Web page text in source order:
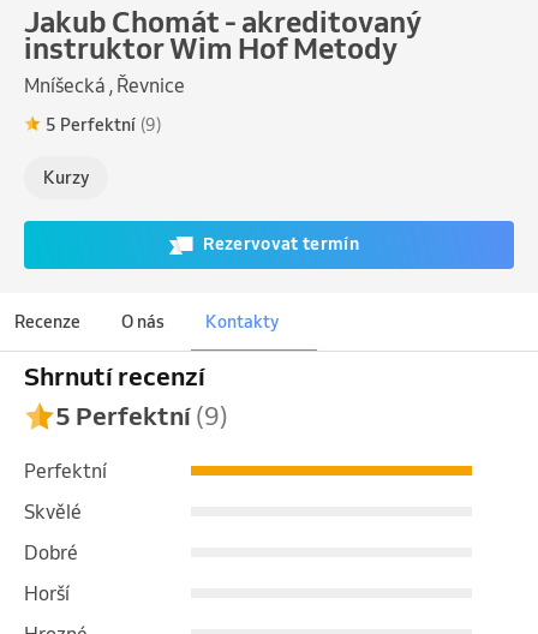
Jakub Chomát - akreditovaný
instruktor Wim Hof Metody
Mníšecká , Řevnice
5 Perfektní (9)
Kurzy
Rezervovat termín
Recenze O nás Kontakty
Shrnutí recenzí
5 Perfektní(9)
Perfektní
Skvělé
Dobré
Horší